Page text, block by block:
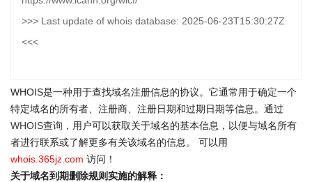
>>> Last update of whois database: 2025-06-23T15:30:27Z
<<<
WHOIS是一种用于查找域名注册信息的协议。它通常用于确定一个
特定域名的所有者、注册商、注册日期和过期日期等信息。通过
WHOIS查询 ，用户可以获取关于域名的基本信息，以便与域名所有
者进行联系或了解更多有关该域名的信息。 可以用
whois.365jz.com 访问！
关于域名到期删除规则实施的解释：